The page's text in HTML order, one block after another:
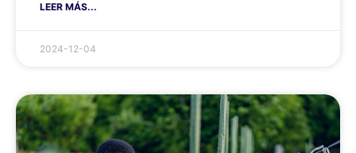
LEER MÁS...
2024-12-04